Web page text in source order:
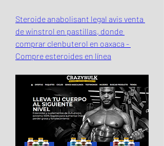
Steroide anabolisant legal avis venta
de winstrol en pastillas, donde
comprar clenbuterol en oaxaca -
Compre esteroides en línea